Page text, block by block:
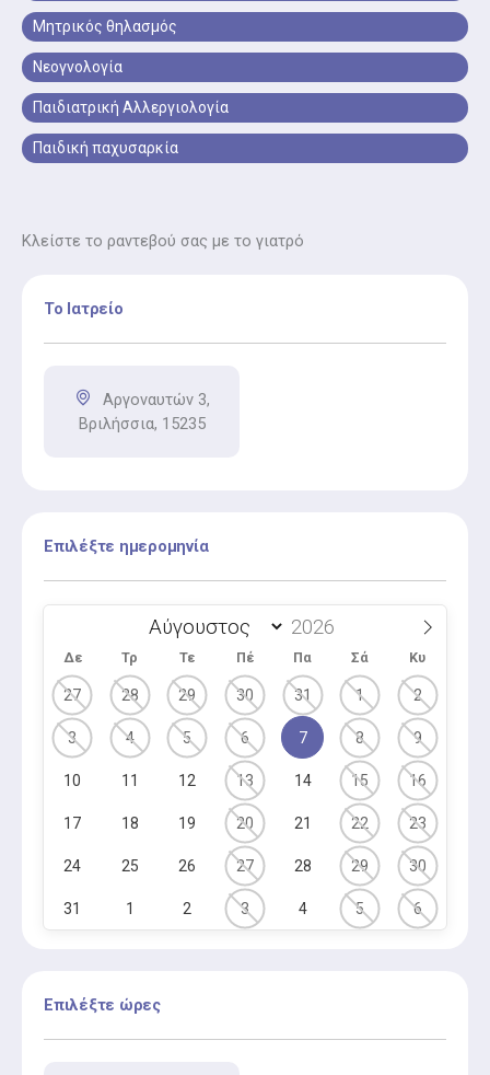
Μητρικός θηλασμός
Νεογνολογία
Παιδιατρική Αλλεργιολογία
Παιδική παχυσαρκία
Κλείστε το ραντεβού σας με το γιατρό
Το Ιατρείο
Αργοναυτών 3,
Βριλήσσια, 15235
Επιλέξτε ημερομηνία
Δε Τρ Τε Πέ Πα Σά Κυ
27 28 29 30 31 1 2
3 4 5 6 7 8 9
10 11 12 13 14 15 16
17 18 19 20 21 22 23
24 25 26 27 28 29 30
31 1 2 3 4 5 6
Επιλέξτε ώρες